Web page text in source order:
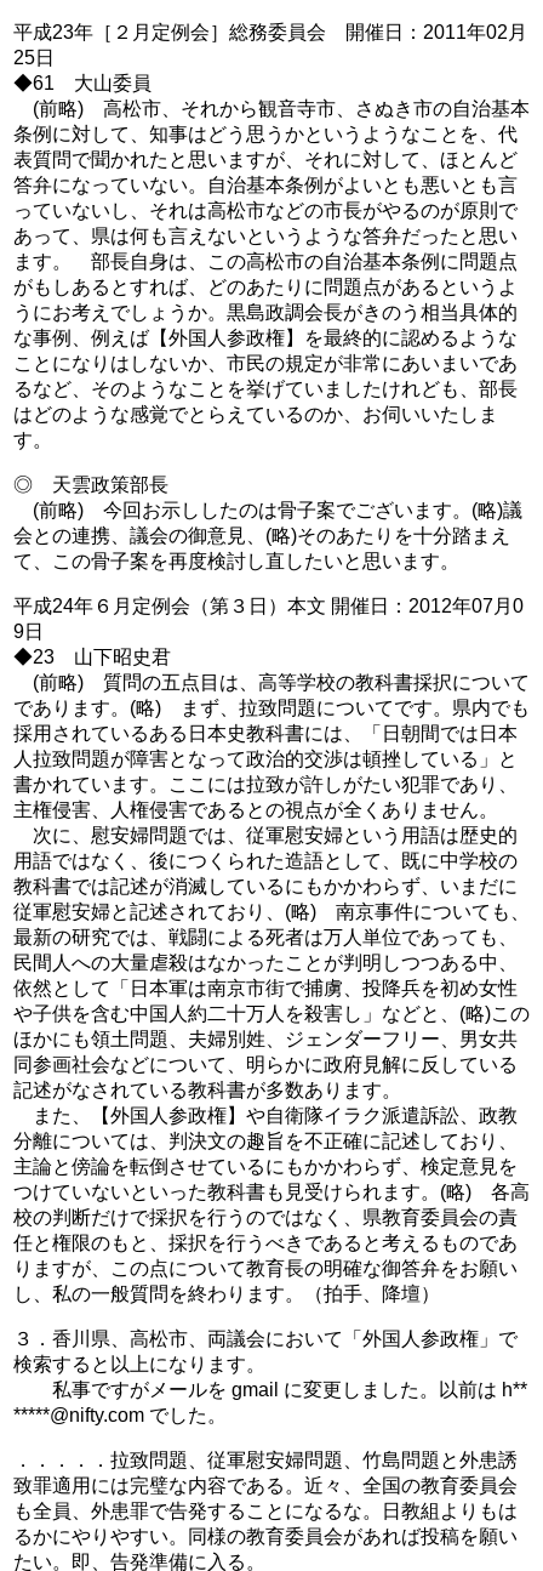
平成23年［２月定例会］総務委員会 開催日：2011年02月
25日
◆61 大山委員
(前略) 高松市、それから観音寺市、さぬき市の自治基本
条例に対して、知事はどう思うかというようなことを、代
表質問で聞かれたと思いますが、それに対して、ほとんど
答弁になっていない。自治基本条例がよいとも悪いとも言
っていないし、それは高松市などの市長がやるのが原則で
あって、県は何も言えないというような答弁だったと思い
ます。 部長自身は、この高松市の自治基本条例に問題点
がもしあるとすれば、どのあたりに問題点があるというよ
うにお考えでしょうか。黒島政調会長がきのう相当具体的
な事例、例えば【外国人参政権】を最終的に認めるような
ことになりはしないか、市民の規定が非常にあいまいであ
るなど、そのようなことを挙げていましたけれども、部長
はどのような感覚でとらえているのか、お伺いいたしま
す。
◎ 天雲政策部長
(前略) 今回お示ししたのは骨子案でございます。(略)議
会との連携、議会の御意見、(略)そのあたりを十分踏まえ
て、この骨子案を再度検討し直したいと思います。
平成24年６月定例会（第３日）本文 開催日：2012年07月0
9日
◆23 山下昭史君
(前略) 質問の五点目は、高等学校の教科書採択について
であります。(略) まず、拉致問題についてです。県内でも
採用されているある日本史教科書には、「日朝間では日本
人拉致問題が障害となって政治的交渉は頓挫している」と
書かれています。ここには拉致が許しがたい犯罪であり、
主権侵害、人権侵害であるとの視点が全くありません。
次に、慰安婦問題では、従軍慰安婦という用語は歴史的
用語ではなく、後につくられた造語として、既に中学校の
教科書では記述が消滅しているにもかかわらず、いまだに
従軍慰安婦と記述されており、(略) 南京事件についても、
最新の研究では、戦闘による死者は万人単位であっても、
民間人への大量虐殺はなかったことが判明しつつある中、
依然として「日本軍は南京市街で捕虜、投降兵を初め女性
や子供を含む中国人約二十万人を殺害し」などと、(略)この
ほかにも領土問題、夫婦別姓、ジェンダーフリー、男女共
同参画社会などについて、明らかに政府見解に反している
記述がなされている教科書が多数あります。
また、【外国人参政権】や自衛隊イラク派遣訴訟、政教
分離については、判決文の趣旨を不正確に記述しており、
主論と傍論を転倒させているにもかかわらず、検定意見を
つけていないといった教科書も見受けられます。(略) 各高
校の判断だけで採択を行うのではなく、県教育委員会の責
任と権限のもと、採択を行うべきであると考えるものであ
りますが、この点について教育長の明確な御答弁をお願い
し、私の一般質問を終わります。（拍手、降壇）
３．香川県、高松市、両議会において「外国人参政権」で
検索すると以上になります。
私事ですがメールを gmail に変更しました。以前は h**
*****@nifty.com でした。
．．．．．拉致問題、従軍慰安婦問題、竹島問題と外患誘
致罪適用には完璧な内容である。近々、全国の教育委員会
も全員、外患罪で告発することになるな。日教組よりもは
るかにやりやすい。同様の教育委員会があれば投稿を願い
たい。即、告発準備に入る。